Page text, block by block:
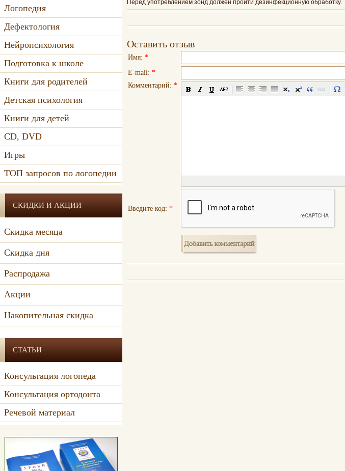
Логопедия
Дефектология
Нейропсихология
Подготовка к школе
Книги для родителей
Детская психология
Книги для детей
CD, DVD
Игры
ТОП запросов по логопедии
СКИДКИ И АКЦИИ
Скидка месяца
Скидка дня
Распродажа
Акции
Накопительная скидка
СТАТЬИ
Консультация логопеда
Консультация ортодонта
Речевой материал
Перед употреблением зонд должен пройти дезинфекционную обработку.
Оставить отзыв
Имя: *
E-mail: *
Комментарий: *
Введите код: *